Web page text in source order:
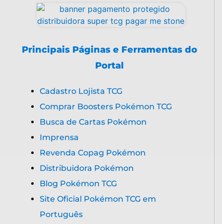
Principais Páginas e Ferramentas do
Portal
Cadastro Lojista TCG
Comprar Boosters Pokémon TCG
Busca de Cartas Pokémon
Imprensa
Revenda Copag Pokémon
Distribuidora Pokémon
Blog Pokémon TCG
Site Oficial Pokémon TCG em
Português